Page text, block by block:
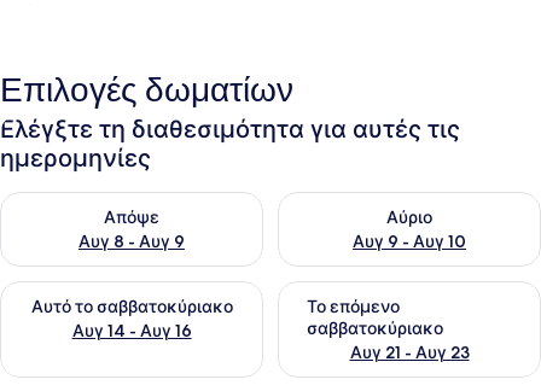
Επιλογές δωματίων
Ελέγξτε τη διαθεσιμότητα για αυτές τις
ημερομηνίες
Απόψε
Αυγ 8 - Αυγ 9
Έλεγχος διαθεσιμότητας για απόψε Αυγ 8 - Αυγ 9
Αύριο
Αυγ 9 - Αυγ 10
Έλεγχος διαθεσιμότητας
Αυτό το σαββατοκύριακο
Αυγ 14 - Αυγ 16
Έλεγχος διαθεσιμότητας για αυτό το σαββατοκύριακο Αυγ
Το επόμενο
σαββατοκύριακο
Αυγ 21 - Αυγ 23
Έλεγχος διαθεσιμότητας